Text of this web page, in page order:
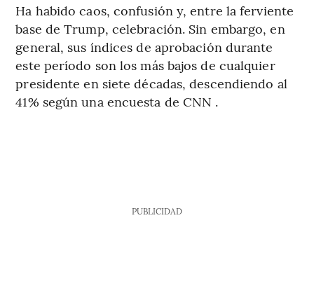
Ha habido caos, confusión y, entre la ferviente
base de Trump, celebración. Sin embargo, en
general, sus índices de aprobación durante
este período son los más bajos de cualquier
presidente en siete décadas, descendiendo al
41% según una encuesta de CNN .
PUBLICIDAD